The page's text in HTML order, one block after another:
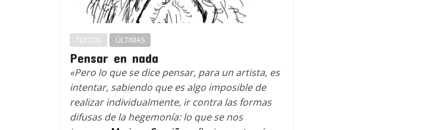
TEXTOS ÚLTIMAS
Pensar en nada
«Pero lo que se dice pensar, para un artista, es
intentar, sabiendo que es algo imposible de
realizar individualmente, ir contra las formas
difusas de la hegemonía: lo que se nos